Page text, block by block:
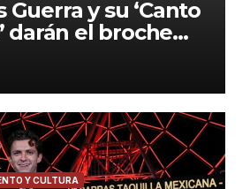
Guerra y su ‘Canto
darán el broche
2026»
Y CULTURA